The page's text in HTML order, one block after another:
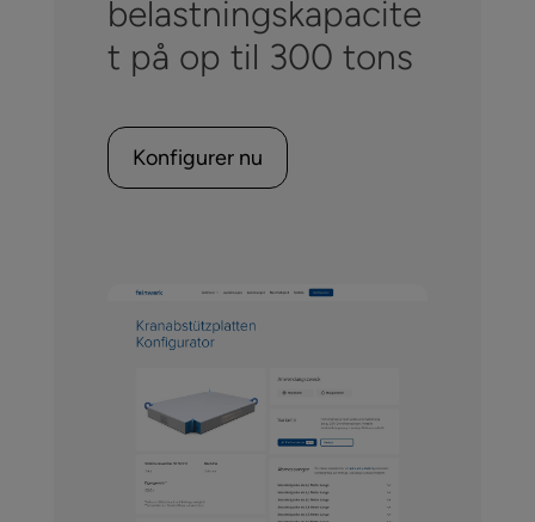
belastningskapacite
t på op til 300 tons
Konfigurer nu